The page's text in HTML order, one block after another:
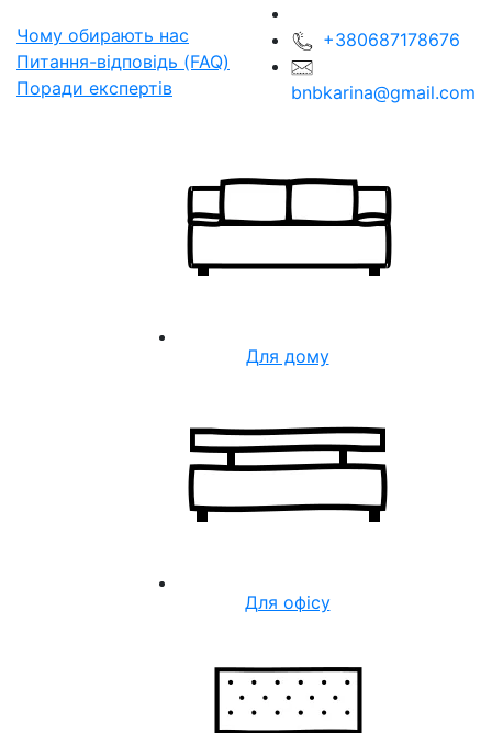
Чому обирають нас
Питання-відповідь (FAQ)
Поради експертів
+380687178676
bnbkarina@gmail.com
Для дому
Для офісу